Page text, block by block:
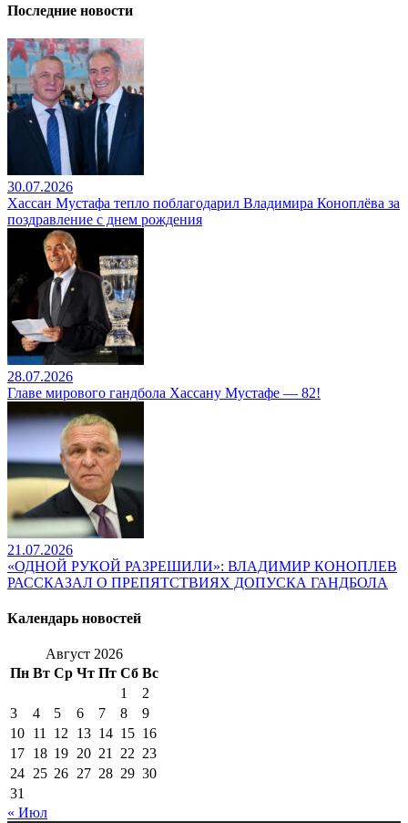
Последние новости
30.07.2026
Хассан Мустафа тепло поблагодарил Владимира Коноплёва за
поздравление с днем рождения
28.07.2026
Главе мирового гандбола Хассану Мустафе — 82!
21.07.2026
«ОДНОЙ РУКОЙ РАЗРЕШИЛИ»: ВЛАДИМИР КОНОПЛЕВ
РАССКАЗАЛ О ПРЕПЯТСТВИЯХ ДОПУСКА ГАНДБОЛА
Календарь новостей
Август 2026
Пн Вт Ср Чт Пт Сб Вс
1
2
3
4 5 6 7 8
9
10 11 12 13 14 15 16
17 18 19 20 21 22 23
24 25 26 27 28 29 30
31
« Июл